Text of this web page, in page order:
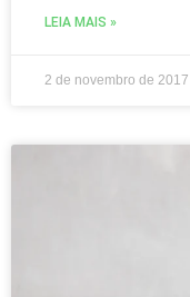
LEIA MAIS »
2 de novembro de 2017